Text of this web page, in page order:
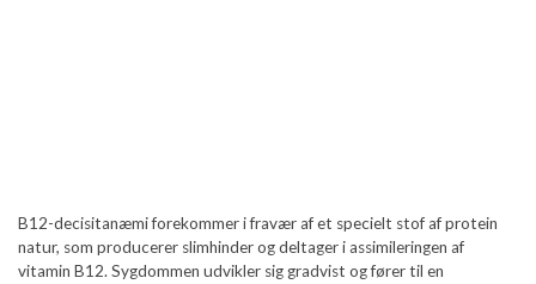
B12-decisitanæmi forekommer i fravær af et specielt stof af protein
natur, som producerer slimhinder og deltager i assimileringen af ​​
vitamin B12. Sygdommen udvikler sig gradvist og fører til en